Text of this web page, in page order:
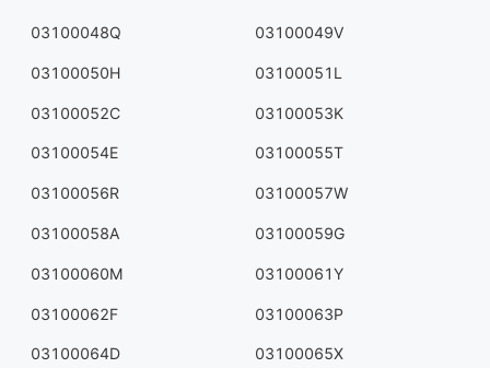
03100048Q 03100049V
03100050H 03100051L
03100052C 03100053K
03100054E 03100055T
03100056R 03100057W
03100058A 03100059G
03100060M 03100061Y
03100062F 03100063P
03100064D 03100065X